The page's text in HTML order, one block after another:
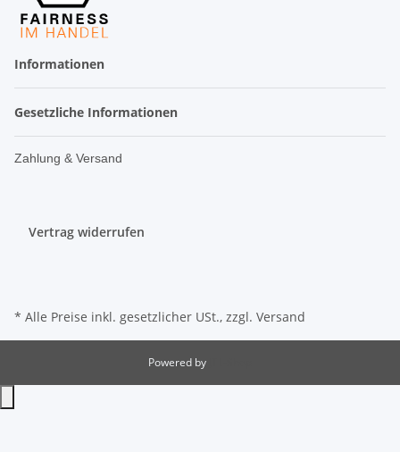
Informationen
Gesetzliche Informationen
Zahlung & Versand
Vertrag widerrufen
* Alle Preise inkl. gesetzlicher USt., zzgl. Versand
Powered by